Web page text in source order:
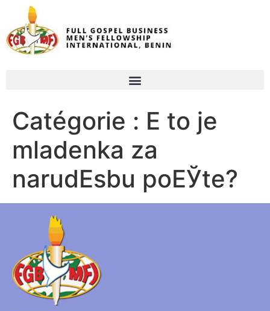
Catégorie : Е to je
mladenka za
narudЕѕbu poЕЎte?